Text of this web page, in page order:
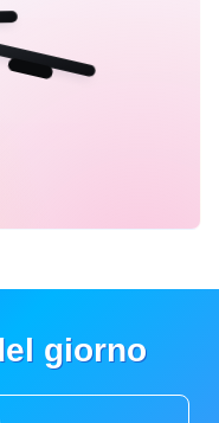
giorno